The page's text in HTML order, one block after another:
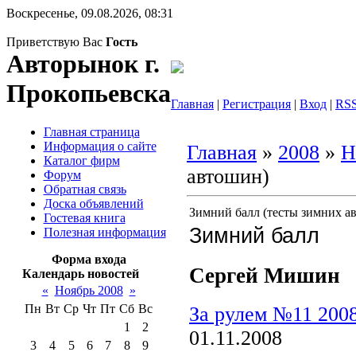
Воскресенье, 09.08.2026, 08:31
Приветствую Вас Гость
Авторынок г.
ПрокопьевскаГлавная | Регистрация | Вход |
Главная страница
Информация о сайте
Каталог фирм
Форум
Обратная связь
Доска объявлений
Гостевая книга
Полезная информация
Форма входа
Календарь новостей
« Ноябрь 2008 »
Пн Вт Ср Чт Пт Сб Вс
1
2
3
4 5 6 7 8
9
Главная » 2008 »
автошин)
Зимний балл (тесты зимних
Зимний балл
Сергей Мишин
За рулем №11
01.11.2008